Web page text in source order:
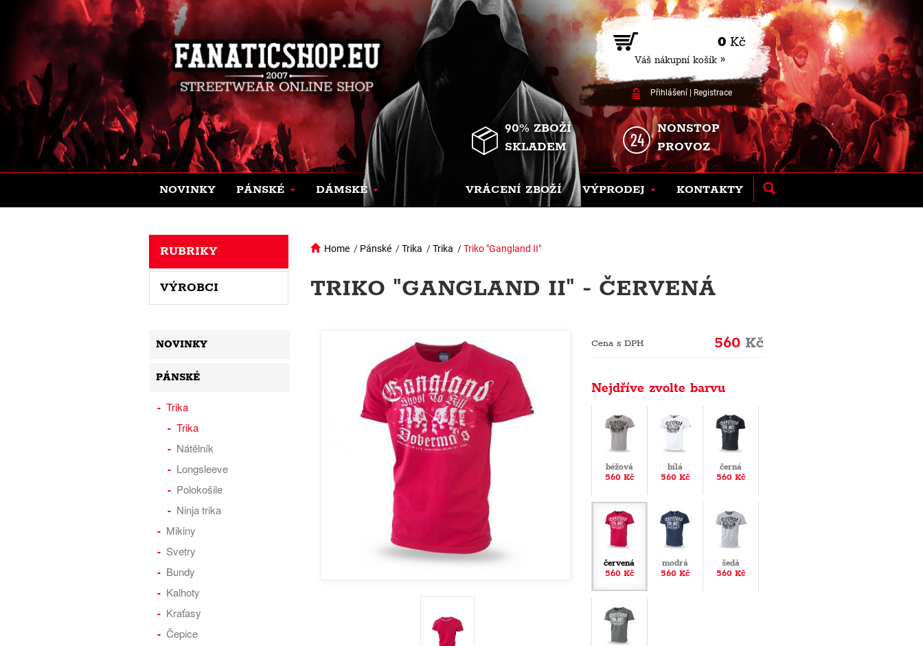
0 Kč
Váš nákupní košík »
Přihlášení| Registrace
90% ZBOŽÍ
SKLADEM
NONSTOP
PROVOZ
NOVINKY PÁNSKÉ DÁMSKÉ VRÁCENÍ ZBOŽÍ VÝPRODEJ KONTAKTY
Home / Pánské /Trika /Trika /Triko "Gangland II"
TRIKO "GANGLAND II" - ČERVENÁ
Cena s DPH 560 Kč
Nejdříve zvolte barvu
béžová
560 Kč
bílá
560 Kč
černá
560 Kč
červená
560 Kč
modrá
560 Kč
šedá
560 Kč
RUBRIKY
VÝROBCI
NOVINKY
PÁNSKÉ
Trika
Trika
Nátělník
Longsleeve
Polokošile
Ninja trika
Mikiny
Svetry
Bundy
Kalhoty
Kraťasy
Čepice